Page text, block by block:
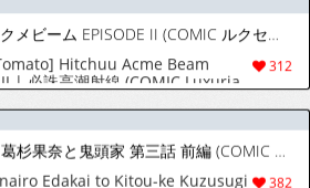
[Digital]
[EBA] 七色枝海と鬼頭家 葛杉果奈と鬼頭家 第三話 前編 (COMIC ルクセリア vol.06) [中国翻訳] [DL版]
Edakai to Kitou-ke Kuzusugi
ke Ch. 3 Zenpen (COMIC
[Chinese] [Digital]
[エレクトさわる] ギャル忍者不忍メルは忍ばない 第4話 メル絶不調!? 四歌仙に大苦戦! (COMIC ルクセリア vol.06) [中国翻訳] [DL版]